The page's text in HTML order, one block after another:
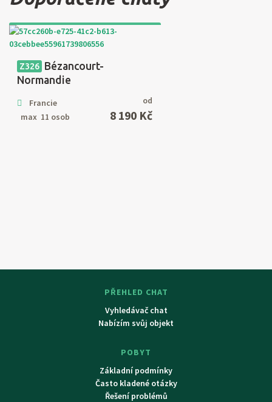
Z326 Bézancourt-
Normandie
Francie
max 11 osob
od
8 190 Kč
PŘEHLED CHAT
Vyhledávač chat
Nabízím svůj objekt
POBYT
Základní podmínky
Často kladené otázky
Řešení problémů